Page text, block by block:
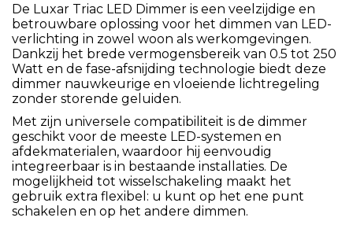
De Luxar Triac LED Dimmer is een veelzijdige en
betrouwbare oplossing voor het dimmen van LED-
verlichting in zowel woon als werkomgevingen.
Dankzij het brede vermogensbereik van 0.5 tot 250
Watt en de fase-afsnijding technologie biedt deze
dimmer nauwkeurige en vloeiende lichtregeling
zonder storende geluiden.
Met zijn universele compatibiliteit is de dimmer
geschikt voor de meeste LED-systemen en
afdekmaterialen, waardoor hij eenvoudig
integreerbaar is in bestaande installaties. De
mogelijkheid tot wisselschakeling maakt het
gebruik extra flexibel: u kunt op het ene punt
schakelen en op het andere dimmen.